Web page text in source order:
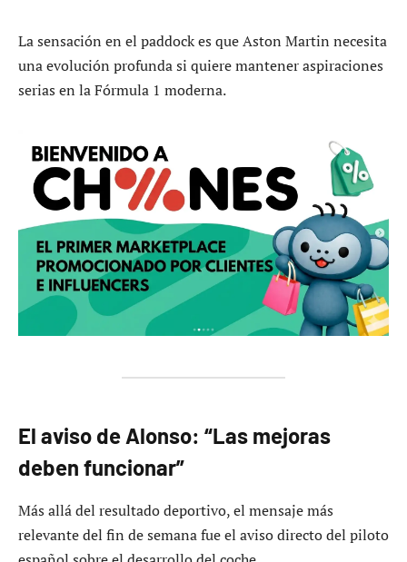
La sensación en el paddock es que Aston Martin necesita
una evolución profunda si quiere mantener aspiraciones
serias en la Fórmula 1 moderna.
El aviso de Alonso: “Las mejoras
deben funcionar”
Más allá del resultado deportivo, el mensaje más
relevante del fin de semana fue el aviso directo del piloto